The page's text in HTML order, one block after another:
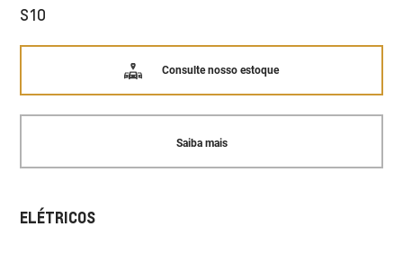
S10
Consulte nosso estoque
Saiba mais
ELÉTRICOS